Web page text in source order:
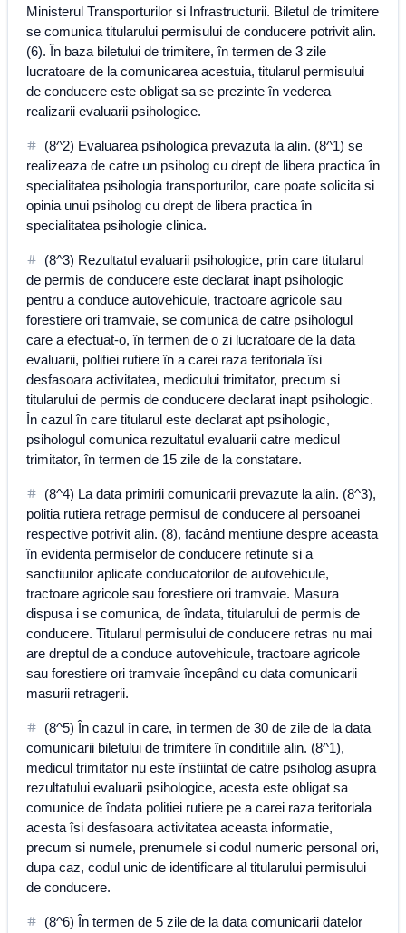
Ministerul Transporturilor si Infrastructurii. Biletul de trimitere
se comunica titularului permisului de conducere potrivit alin.
(6). În baza biletului de trimitere, în termen de 3 zile
lucratoare de la comunicarea acestuia, titularul permisului
de conducere este obligat sa se prezinte în vederea
realizarii evaluarii psihologice.
(8^2) Evaluarea psihologica prevazuta la alin. (8^1) se
realizeaza de catre un psiholog cu drept de libera practica în
specialitatea psihologia transporturilor, care poate solicita si
opinia unui psiholog cu drept de libera practica în
specialitatea psihologie clinica.
(8^3) Rezultatul evaluarii psihologice, prin care titularul
de permis de conducere este declarat inapt psihologic
pentru a conduce autovehicule, tractoare agricole sau
forestiere ori tramvaie, se comunica de catre psihologul
care a efectuat-o, în termen de o zi lucratoare de la data
evaluarii, politiei rutiere în a carei raza teritoriala îsi
desfasoara activitatea, medicului trimitator, precum si
titularului de permis de conducere declarat inapt psihologic.
În cazul în care titularul este declarat apt psihologic,
psihologul comunica rezultatul evaluarii catre medicul
trimitator, în termen de 15 zile de la constatare.
(8^4) La data primirii comunicarii prevazute la alin. (8^3),
politia rutiera retrage permisul de conducere al persoanei
respective potrivit alin. (8), facând mentiune despre aceasta
în evidenta permiselor de conducere retinute si a
sanctiunilor aplicate conducatorilor de autovehicule,
tractoare agricole sau forestiere ori tramvaie. Masura
dispusa i se comunica, de îndata, titularului de permis de
conducere. Titularul permisului de conducere retras nu mai
are dreptul de a conduce autovehicule, tractoare agricole
sau forestiere ori tramvaie începând cu data comunicarii
masurii retragerii.
(8^5) În cazul în care, în termen de 30 de zile de la data
comunicarii biletului de trimitere în conditiile alin. (8^1),
medicul trimitator nu este înstiintat de catre psiholog asupra
rezultatului evaluarii psihologice, acesta este obligat sa
comunice de îndata politiei rutiere pe a carei raza teritoriala
acesta îsi desfasoara activitatea aceasta informatie,
precum si numele, prenumele si codul numeric personal ori,
dupa caz, codul unic de identificare al titularului permisului
de conducere.
(8^6) În termen de 5 zile de la data comunicarii datelor